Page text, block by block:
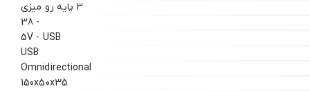
3 پایه رو میزی
- 38
5V - USB
USB
Omnidirectional
150x50x35